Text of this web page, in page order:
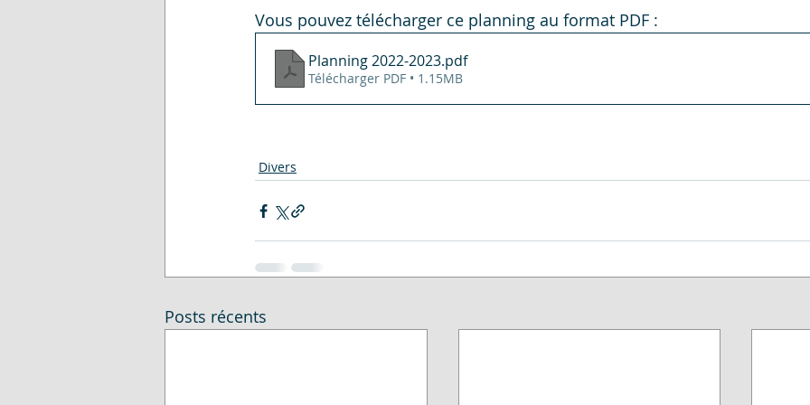
Vous pouvez télécharger ce planning au format PDF :
Planning 2022-2023.pdf
Télécharger PDF • 1.15MB
Divers
Posts récents